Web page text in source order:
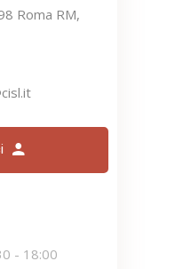
Roma RM,
- 18:00